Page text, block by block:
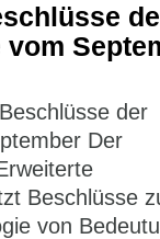
der
Der
Beschlüsse
von